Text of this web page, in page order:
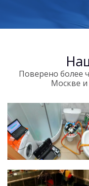
Поверено более
Москве и